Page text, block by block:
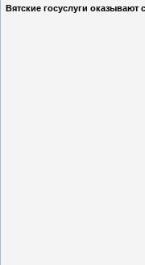
Вятские госуслуги